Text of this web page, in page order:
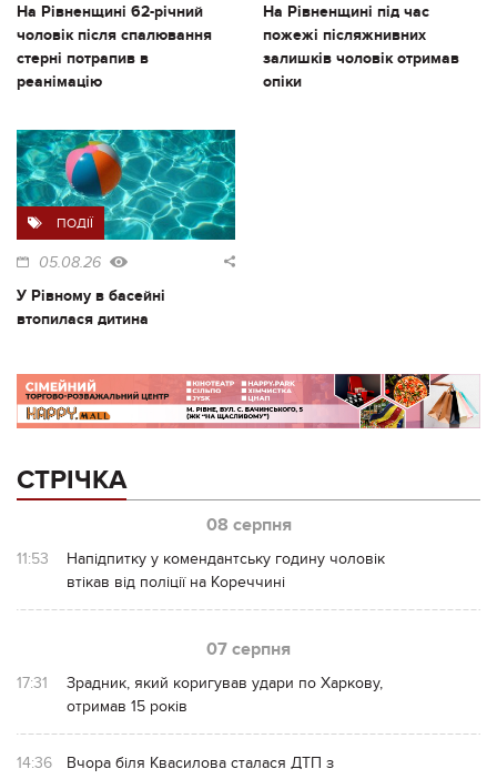
На Рівненщині 62-річний
чоловік після спалювання
стерні потрапив в
реанімацію
На Рівненщині під час
пожежі післяжнивних
залишків чоловік отримав
опіки
ПОДІЇ
05.08.26
У Рівному в басейні
втопилася дитина
СТРІЧКА
08 серпня
11:53
Напідпитку у комендантську годину чоловік
втікав від поліції на Кореччині
07 серпня
17:31
Зрадник, який коригував удари по Харкову,
отримав 15 років
14:36
Вчора біля Квасилова сталася ДТП з